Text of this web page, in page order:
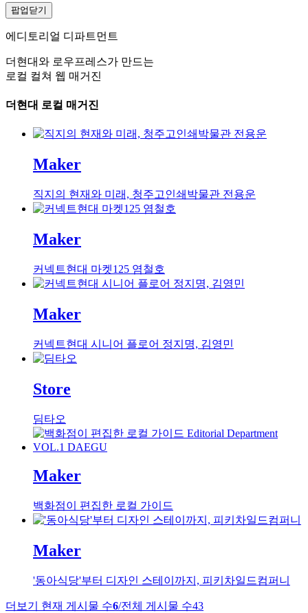
팝업닫기
에디토리얼 디파트먼트
더현대와 로우프레스가 만드는
로컬 컬쳐 웹 매거진
더현대 로컬 매거진
Maker
직지의 현재와 미래, 청주고인쇄박물관 전용운
Maker
커넥트현대 마켓125 염철호
Maker
커넥트현대 시니어 플로어 정지명, 김영민
Store
딤타오
Maker
백화점이 편집한 로컬 가이드
Maker
'동아식당'부터 디자인 스테이까지, 피키차일드컴퍼니
더보기 현재 게시물 수6/전체 게시물 수43